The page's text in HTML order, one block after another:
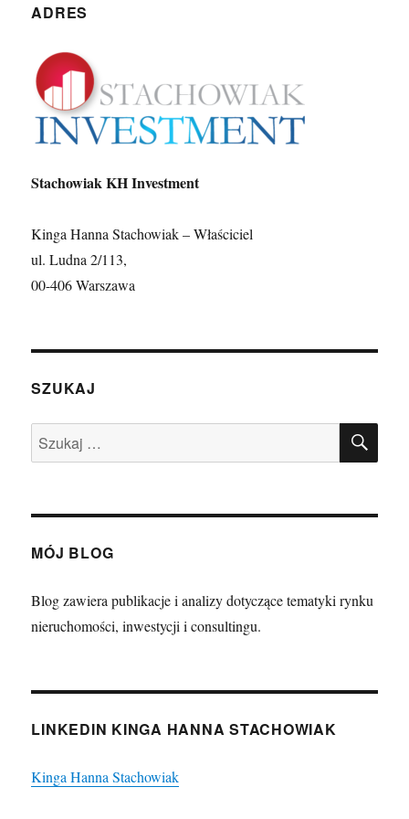
ADRES
Stachowiak KH Investment
Kinga Hanna Stachowiak – Właściciel
ul. Ludna 2/113,
00-406 Warszawa
SZUKAJ
Szukaj:
MÓJ BLOG
Blog zawiera publikacje i analizy dotyczące tematyki rynku
nieruchomości, inwestycji i consultingu.
LINKEDIN KINGA HANNA STACHOWIAK
Kinga Hanna Stachowiak